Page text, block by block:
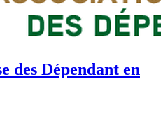
des Dépendant en